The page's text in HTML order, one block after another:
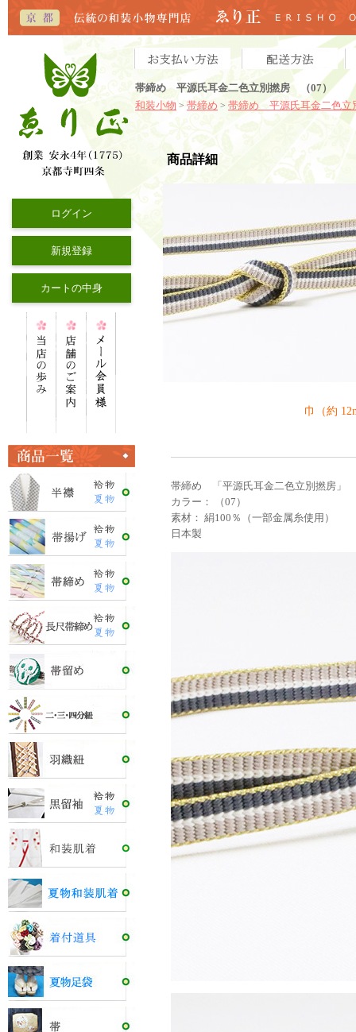
帯締め 平源氏耳金二色立別撚房 （07）
和装小物 > 帯締め > 帯締め 平源氏耳金二色立
ログイン
新規登録
カートの中身
商品詳細
巾（約
帯締め 「平源氏耳金二色立別撚房」
カラー： （07）
素材： 絹100％（一部金属糸使用）
日本製